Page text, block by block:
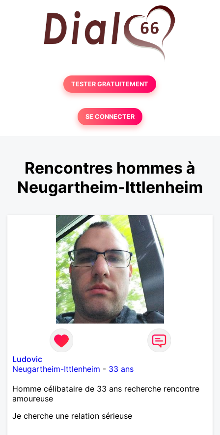
TESTER GRATUITEMENT
SE CONNECTER
Rencontres hommes à
Neugartheim-Ittlenheim
Ludovic
Neugartheim-Ittlenheim - 33 ans
Homme célibataire de 33 ans recherche rencontre
amoureuse
Je cherche une relation sérieuse